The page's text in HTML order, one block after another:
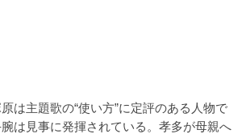
は主題歌の“使い方”に定評のある人物で
は見事に発揮されている。孝多が母親へ